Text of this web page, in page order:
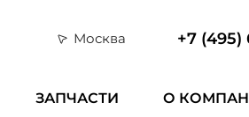
Москва +7 (495)
ЗАПЧАСТИ О